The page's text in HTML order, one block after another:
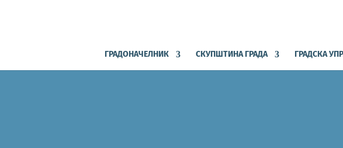
ГРАДОНАЧЕЛНИК СКУПШТИНА ГРАДА ГРАДСКА